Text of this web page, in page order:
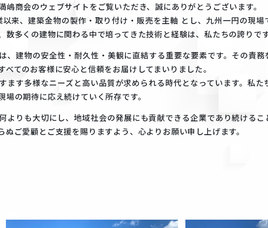
嶋商会のウェブサイトをご覧いただき、誠にありがとうございます。
来、建築金物の製作・取り付け・販売を主軸 とし、九州一円の現
数多くの建物に関わる中で培ってきた技術と経験は、私たちの誇りです
、建物の安全性・耐久性・美観に直結する重要な要素です。その責
べてのお客様に安心と信頼をお届けしてまいりました。
ます多様なニーズと高い品質が求められる時代となっています。私
場の期待に応え続けていく所存です。
よりも大切にし、地域社会の発展にも貢献できる企業であり続ける
ぬご愛顧とご支援を賜りますよう、心よりお願い申し上げます。